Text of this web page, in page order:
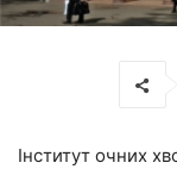
Інститут очних